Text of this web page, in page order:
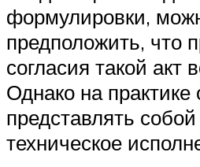
формулировки,
предположить, что
согласия такой акт
Однако на
представлять
техническое